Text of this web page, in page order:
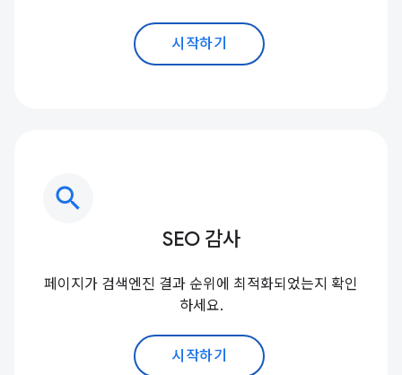
시작하기
search
SEO 감사
페이지가 검색엔진 결과 순위에 최적화되었는지 확인
하세요.
시작하기